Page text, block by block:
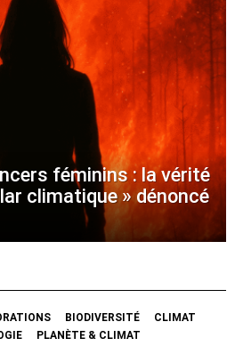
féminins : la vérité
climatique » dénoncé
BIODIVERSITÉ
CLIMAT
PLANÈTE & CLIMAT